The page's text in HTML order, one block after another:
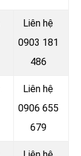
Liên hệ
0903 181
486
Liên hệ
0906 655
679